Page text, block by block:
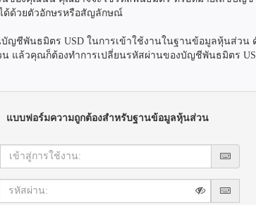
ด้ด้วยตัวอักษรหรือสัญลักษณ์
ญชีพันธมิตร USD ในการเข้าใช้งานในฐานข้อมูลหุ้นส่วน
แล้วคุณก็ต้องทำการเปลี่ยนรหัสผ่านของบัญชีพันธมิตร
แบบฟอร์มความถูกต้องสำหรับฐานข้อมูลหุ้นส่วน